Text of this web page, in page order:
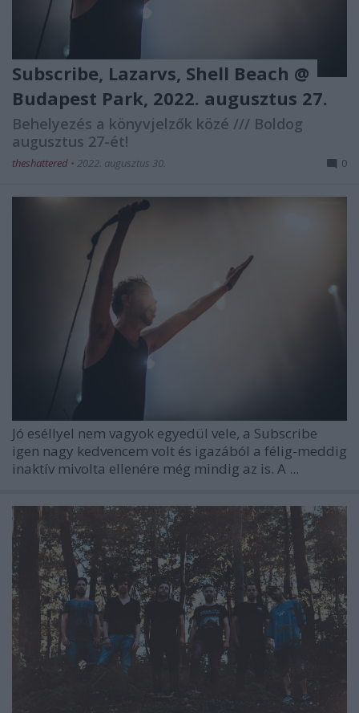
Subscribe, Lazarvs, Shell Beach @
Budapest Park, 2022. augusztus 27.
Behelyezés a könyvjelzők közé /// Boldog
augusztus 27-ét!
theshattered • 2022. augusztus 30. 0
Jó eséllyel nem vagyok egyedül vele, a Subscribe
igen nagy kedvencem volt és igazából a félig-meddig
inaktív mivolta ellenére még mindig az is. A ...